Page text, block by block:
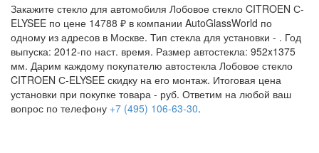
Закажите стекло для автомобиля Лобовое стекло CITROEN С-
ELYSEE по цене 14788 ₽ в компании AutoGlassWorld по
одному из адресов в Москве. Тип стекла для установки - . Год
выпуска: 2012-по наст. время. Размер автостекла: 952x1375
мм. Дарим каждому покупателю автостекла Лобовое стекло
CITROEN С-ELYSEE скидку на его монтаж. Итоговая цена
установки при покупке товара - руб. Ответим на любой ваш
вопрос по телефону +7 (495) 106-63-30.